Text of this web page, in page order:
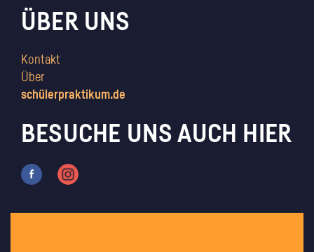
ÜBER UNS
Kontakt
Über
schülerpraktikum.de
BESUCHE UNS AUCH HIER